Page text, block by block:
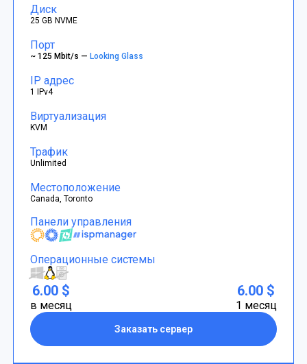
Диск
25 GB NVME
Порт
~ 125 Mbit/s —Looking Glass
IP адрес
1 IPv4
Виртуализация
KVM
Трафик
Unlimited
Местоположение
Canada, Toronto
Панели управления
Операционные системы
6.00 $
в месяц
Заказать сервер
6.00 $
1 месяц